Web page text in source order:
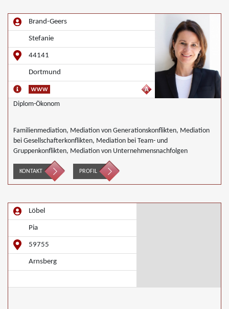
Brand-Geers
Stefanie
44141
Dortmund
Diplom-Ökonom
Familienmediation, Mediation von Generationskonflikten, Mediation
bei Gesellschafterkonflikten, Mediation bei Team- und
Gruppenkonflikten, Mediation von Unternehmensnachfolgen
KONTAKT PROFIL
Löbel
Pia
59755
Arnsberg